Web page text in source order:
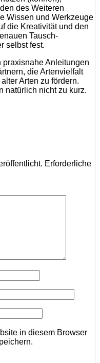
des Weiteren
Wissen und Werkzeuge
die Kreativität und den
Tausch-
selbst fest.
Anleitungen
die Artenvielfalt
Arten zu fördern.
natürlich nicht zu kurz.
Erforderliche
in diesem Browser